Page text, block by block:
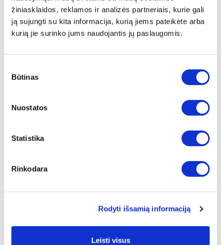
žiniasklaidos, reklamos ir analizės partneriais, kurie gali
ją sujungti su kita informacija, kurią jiems pateikėte arba
kurią jie surinko jums naudojantis jų paslaugomis.
pasirinkimas
Būtinas
Nuostatos
Statistika
Rinkodara
Rodyti išsamią informaciją
Leisti visus
subalansuotas ir puikiai telpa rankoje.
Pristatymas
Salotų šaukštas
Cukraus žnyplės
Serviravimo įrankis tortui
Salotų šakutė